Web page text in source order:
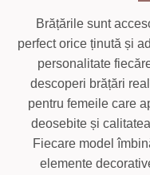
Brățările sunt
perfect orice ținută și
personalitate
descoperi brățări
pentru femeile care
deosebite și
Fiecare model
elemente